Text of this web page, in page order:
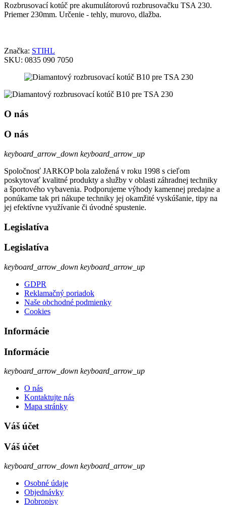
Rozbrusovací kotúč pre akumulátorovú rozbrusovačku TSA 230.
Priemer 230mm. Určenie - tehly, murovo, dlažba.
Značka: STIHL
SKU: 0835 090 7050
O nás
O nás
keyboard_arrow_down keyboard_arrow_up
Spoločnosť JARKOP bola založená v roku 1998 s cieľom
poskytovať kvalitné produkty a služby v oblasti záhradnej techniky
a športového vybavenia. Podporujeme výhody kamennej predajne a
ponúkame tak pri nákupe techniky jej okamžité vyskúšanie, tipy na
jej efektívne využívanie či úvodné spustenie.
Legislatíva
Legislatíva
keyboard_arrow_down keyboard_arrow_up
GDPR
Reklamačný poriadok
Naše obchodné podmienky
Cookies
Informácie
Informácie
keyboard_arrow_down keyboard_arrow_up
O nás
Kontaktujte nás
Mapa stránky
Váš účet
Váš účet
keyboard_arrow_down keyboard_arrow_up
Osobné údaje
Objednávky
Dobropisy